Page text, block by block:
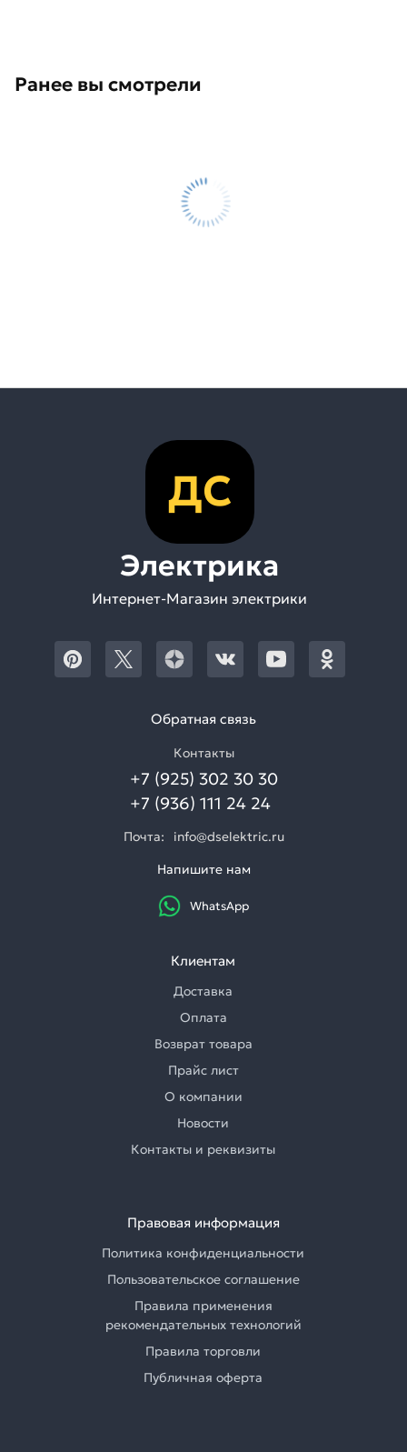
Ранее вы смотрели
ДС
Электрика
Интернет-Магазин электрики
Обратная связь
Контакты
+7 (925) 302 30 30
+7 (936) 111 24 24
Почта:
info@dselektric.ru
Напишите нам
WhatsApp
Клиентам
Доставка
Оплата
Возврат товара
Прайс лист
О компании
Новости
Контакты и реквизиты
Правовая информация
Политика конфиденциальности
Пользовательское соглашение
Правила применения
рекомендательных технологий
Правила торговли
Публичная оферта